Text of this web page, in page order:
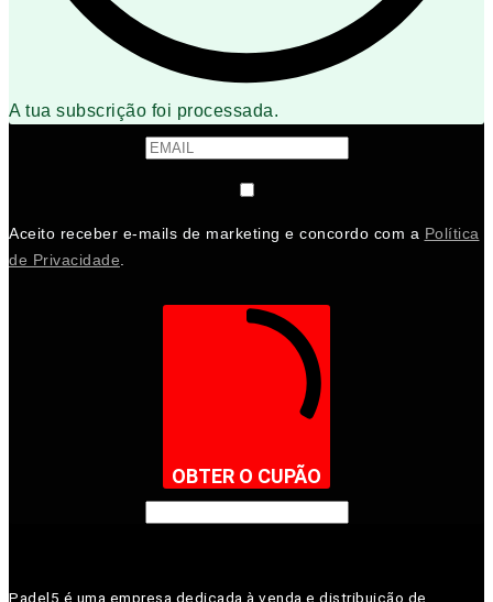
A tua subscrição foi processada.
Aceito receber e-mails de marketing e concordo com a Política
de Privacidade
OBTER O CUPÃO
Padel5 é uma empresa dedicada à venda e distribuição de